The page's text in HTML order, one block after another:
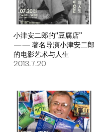
小津安二郎的“豆腐店”
—— 著名导演小津安二郎
的电影艺术与人生
2013.7.20